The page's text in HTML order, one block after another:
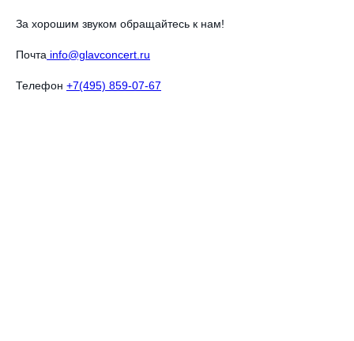
За хорошим звуком обращайтесь к нам!
Почта info@glavconcert.ru
Телефон +7(495) 859-07-67